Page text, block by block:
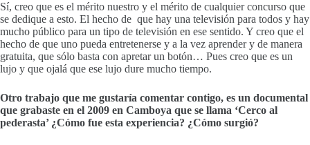
Sí, creo que es el mérito nuestro y el mérito de cualquier concurso que
se dedique a esto. El hecho de que hay una televisión para todos y hay
mucho público para un tipo de televisión en ese sentido. Y creo que el
hecho de que uno pueda entretenerse y a la vez aprender y de manera
gratuita, que sólo basta con apretar un botón… Pues creo que es un
lujo y que ojalá que ese lujo dure mucho tiempo.
Otro trabajo que me gustaría comentar contigo, es un documental
que grabaste en el 2009 en Camboya que se llama ‘Cerco al
pederasta’ ¿Cómo fue esta experiencia? ¿Cómo surgió?